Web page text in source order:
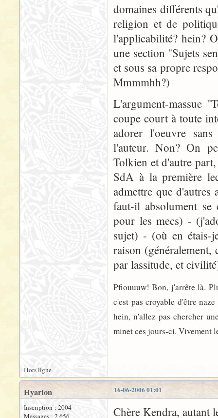
domaines différents
religion et de
l'applicabilité? hein?
une section "Sujets
et sous sa propre
Mmmmhh?)
L'argument-massue
coupe court à toute
adorer l'oeuvre
l'auteur. Non? On
Tolkien et d'autre
SdA à la première
admettre que
faut-il absolument
pour les mecs) -
sujet) - (où en étais-
raison
par lassitude, et
Pfiouuuw! Bon, j'arrête là.
c'est pas croyable d'être
hein, n'allez pas chercher
minet ces jours-ci. Vivement
Hors ligne
16-06-2006 01:01
Hyarion
Inscription : 2004
Messages : 2 656
Chère Kendra, autant